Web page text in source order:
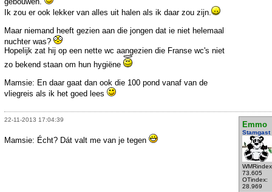
Ik zou er ook lekker van alles uit halen als ik daar zou zijn.
Maar niemand heeft gezien aan die jongen dat ie niet helemaal
nuchter was?
Hopelijk zat hij op een nette wc aangezien die Franse wc's niet
zo bekend staan om hun hygiëne
Mamsie: En daar gaat dan ook die 100 pond vanaf van de
vliegreis als ik het goed lees
22-11-2013 17:04:39
Emmo
Stamgast
73.605
OTindex:
28.969
Mamsie: Écht? Dát valt me van je tegen